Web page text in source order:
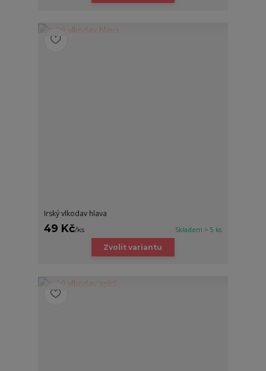
Irský vlkodav hlava
49 Kč/ks Skladem > 5 ks
Zvolit variantu